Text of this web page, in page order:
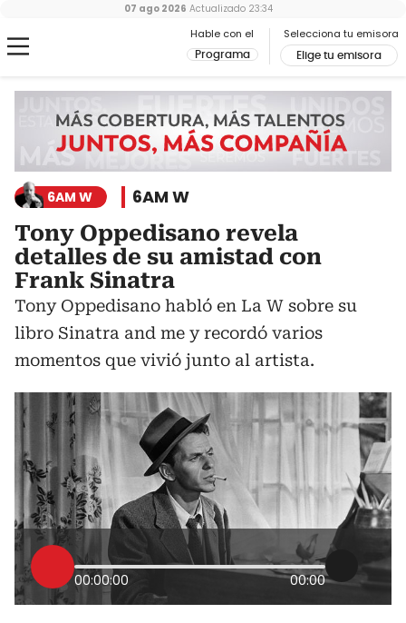
Hable con el
Programa
Selecciona tu emisora
Elige tu emisora
07 ago 2026 Actualizado 23:34
6AM W 6AM W
Tony Oppedisano revela
detalles de su amistad con
Frank Sinatra
Tony Oppedisano habló en La W sobre su
libro Sinatra and me y recordó varios
momentos que vivió junto al artista.
00:00:00 00:00